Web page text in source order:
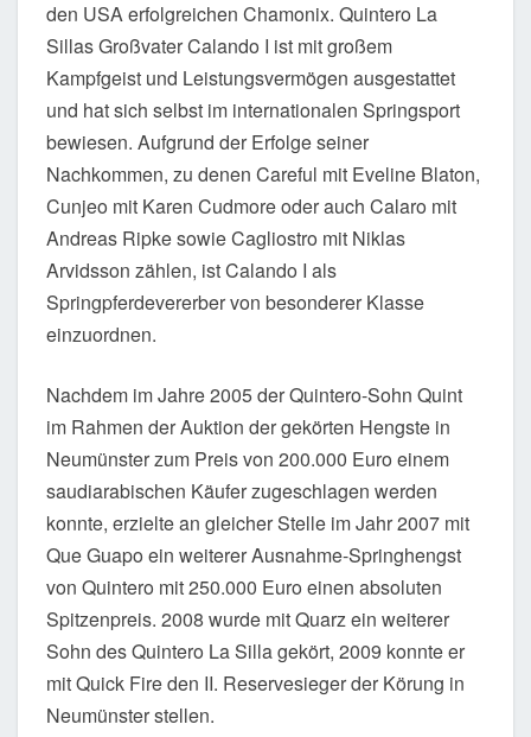
den USA erfolgreichen Chamonix. Quintero La
Sillas Großvater Calando I ist mit großem
Kampfgeist und Leistungsvermögen ausgestattet
und hat sich selbst im internationalen Springsport
bewiesen. Aufgrund der Erfolge seiner
Nachkommen, zu denen Careful mit Eveline Blaton,
Cunjeo mit Karen Cudmore oder auch Calaro mit
Andreas Ripke sowie Cagliostro mit Niklas
Arvidsson zählen, ist Calando I als
Springpferdevererber von besonderer Klasse
einzuordnen.
Nachdem im Jahre 2005 der Quintero-Sohn Quint
im Rahmen der Auktion der gekörten Hengste in
Neumünster zum Preis von 200.000 Euro einem
saudiarabischen Käufer zugeschlagen werden
konnte, erzielte an gleicher Stelle im Jahr 2007 mit
Que Guapo ein weiterer Ausnahme-Springhengst
von Quintero mit 250.000 Euro einen absoluten
Spitzenpreis. 2008 wurde mit Quarz ein weiterer
Sohn des Quintero La Silla gekört, 2009 konnte er
mit Quick Fire den II. Reservesieger der Körung in
Neumünster stellen.